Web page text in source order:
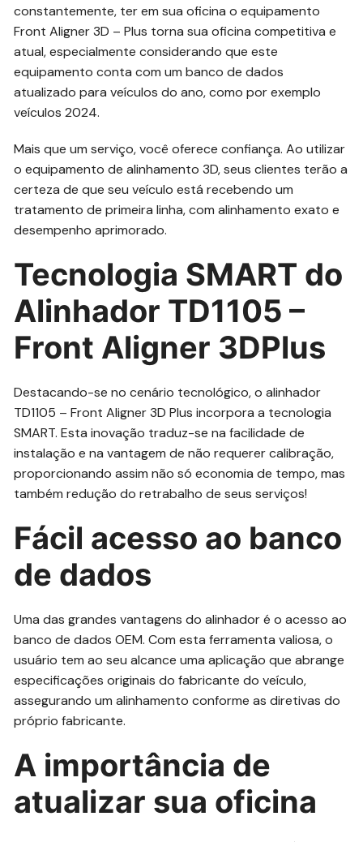
constantemente, ter em sua oficina o equipamento
Front Aligner 3D – Plus torna sua oficina competitiva e
atual, especialmente considerando que este
equipamento conta com um banco de dados
atualizado para veículos do ano, como por exemplo
veículos 2024.
Mais que um serviço, você oferece confiança. Ao utilizar
o equipamento de alinhamento 3D, seus clientes terão a
certeza de que seu veículo está recebendo um
tratamento de primeira linha, com alinhamento exato e
desempenho aprimorado.
Tecnologia SMART do
Alinhador TD1105 –
Front Aligner 3DPlus
Destacando-se no cenário tecnológico, o alinhador
TD1105 – Front Aligner 3D Plus incorpora a tecnologia
SMART. Esta inovação traduz-se na facilidade de
instalação e na vantagem de não requerer calibração,
proporcionando assim não só economia de tempo, mas
também redução do retrabalho de seus serviços!
Fácil acesso ao banco
de dados
Uma das grandes vantagens do alinhador é o acesso ao
banco de dados OEM. Com esta ferramenta valiosa, o
usuário tem ao seu alcance uma aplicação que abrange
especificações originais do fabricante do veículo,
assegurando um alinhamento conforme as diretivas do
próprio fabricante.
A importância de
atualizar sua oficina